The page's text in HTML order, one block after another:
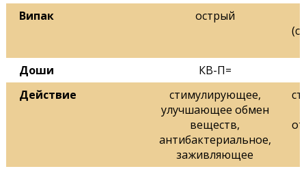
Випак
острый
Доши
КВ-П=
Действие
стимулирующее,
улучшающее обмен
веществ,
антибактериальное,
заживляющее